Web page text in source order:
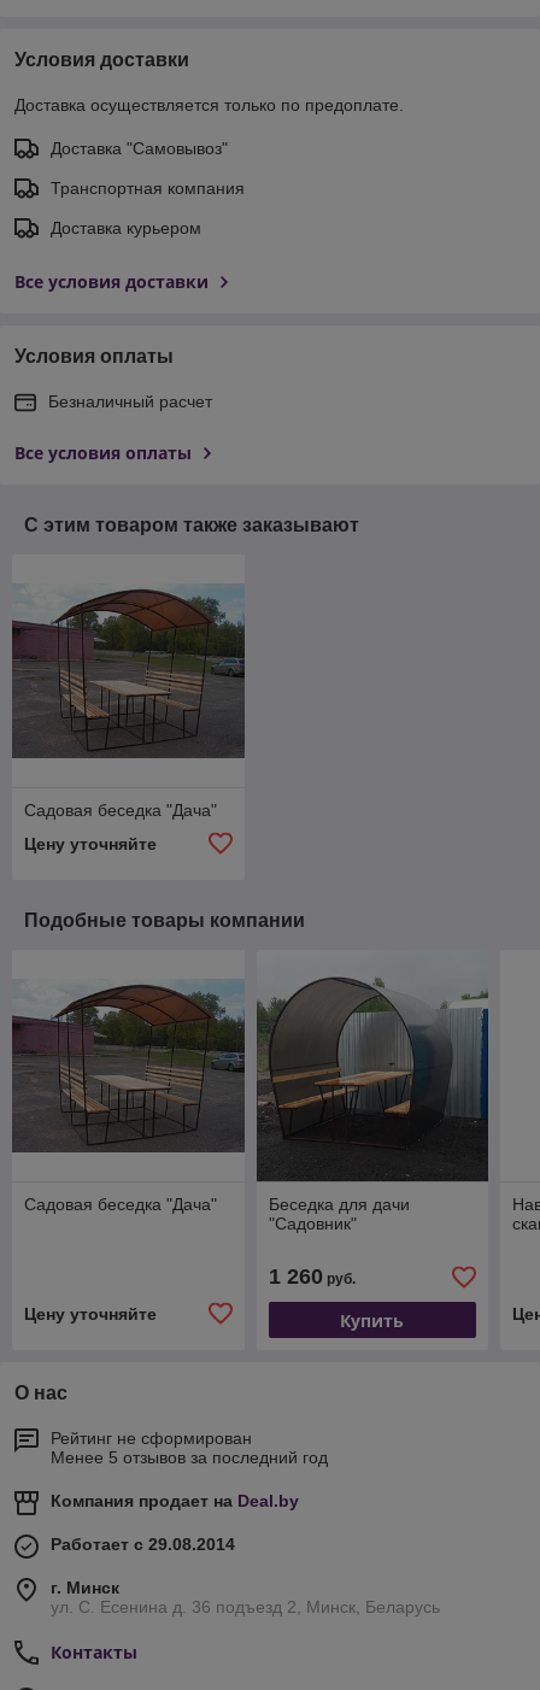
Условия доставки
Доставка осуществляется только по предоплате.
Доставка "Самовывоз"
Транспортная компания
Доставка курьером
Все условия доставки
Условия оплаты
Безналичный расчет
Все условия оплаты
С этим товаром также заказывают
Садовая беседка "Дача"
Цену уточняйте
Подобные товары компании
Садовая беседка "Дача"
Цену уточняйте
Беседка для дачи
"Садовник"
1 260руб.
Купить
О нас
Рейтинг не сформирован
Менее 5 отзывов за последний год
Компания продает на Deal.by
Работает с 29.08.2014
г. Минск
ул. С. Есенина д. 36 подъезд 2, Минск, Беларусь
Контакты